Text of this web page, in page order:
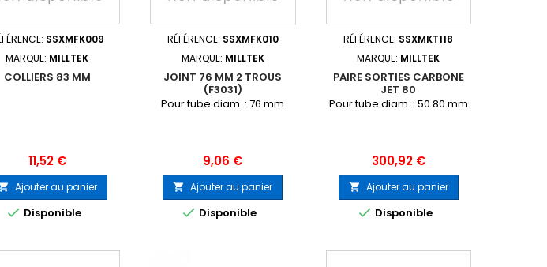
SSXMFK009
MARQUE: MILLTEK
COLLIERS 83 MM
Prix
11,52 €
Ajouter au panier
 Disponible
RÉFÉRENCE: SSXMFK010
MARQUE: MILLTEK
JOINT 76 MM 2 TROUS
(F3031)
Pour tube diam. : 76 mm
Prix
9,06 €
 Ajouter au panier
 Disponible
RÉFÉRENCE: SSXMKT118
MARQUE: MILLTEK
PAIRE SORTIES CARBONE
JET 80
Pour tube diam. : 50.80 mm
Prix
300,92 €
 Ajouter au panier
 Disponible